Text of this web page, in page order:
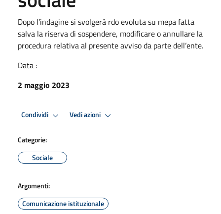
Dopo l’indagine si svolgerà rdo evoluta su mepa fatta
salva la riserva di sospendere, modificare o annullare la
procedura relativa al presente avviso da parte dell’ente.
Data :
2 maggio 2023
Condividi Vedi azioni
Categorie:
Sociale
Argomenti:
Comunicazione istituzionale